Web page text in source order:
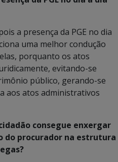
a presença da PGE no dia
uma melhor condução
porquanto os atos
evitando-se
público, gerando-se
aos atos administrativos
consegue enxergar
do procurador na estrutura